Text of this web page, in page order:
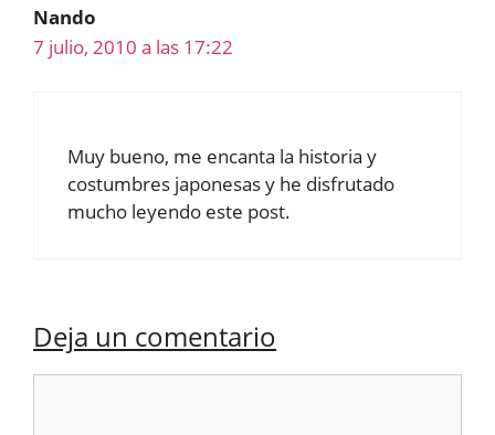
Nando
7 julio, 2010 a las 17:22
Muy bueno, me encanta la historia y
costumbres japonesas y he disfrutado
mucho leyendo este post.
Deja un comentario